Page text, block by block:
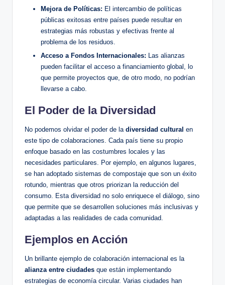
Mejora de Políticas: El intercambio de políticas
públicas exitosas entre países puede resultar en
estrategias más robustas y efectivas frente al
problema de los residuos.
Acceso a Fondos Internacionales: Las alianzas
pueden facilitar el acceso a financiamiento global, lo
que permite proyectos que, de otro modo, no podrían
llevarse a cabo.
El Poder de la Diversidad
No podemos olvidar el poder de la diversidad cultural en
este tipo de colaboraciones. Cada país tiene su propio
enfoque basado en las costumbres locales y las
necesidades particulares. Por ejemplo, en algunos lugares,
se han adoptado sistemas de compostaje que son un éxito
rotundo, mientras que otros priorizan la reducción del
consumo. Esta diversidad no solo enriquece el diálogo, sino
que permite que se desarrollen soluciones más inclusivas y
adaptadas a las realidades de cada comunidad.
Ejemplos en Acción
Un brillante ejemplo de colaboración internacional es la
alianza entre ciudades que están implementando
estrategias de economía circular. Varias ciudades han